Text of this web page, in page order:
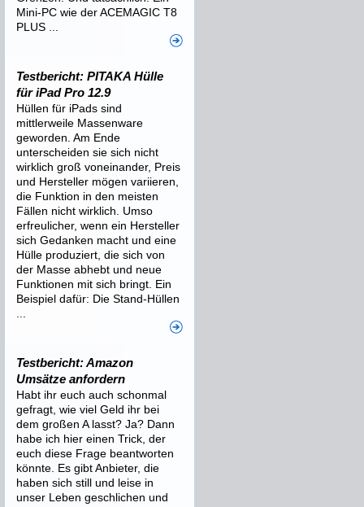
Mini-PC wie der ACEMAGIC T8
PLUS ...
Testbericht: PITAKA Hülle
für iPad Pro 12.9
Hüllen für iPads sind
mittlerweile Massenware
geworden. Am Ende
unterscheiden sie sich nicht
wirklich groß voneinander, Preis
und Hersteller mögen variieren,
die Funktion in den meisten
Fällen nicht wirklich. Umso
erfreulicher, wenn ein Hersteller
sich Gedanken macht und eine
Hülle produziert, die sich von
der Masse abhebt und neue
Funktionen mit sich bringt. Ein
Beispiel dafür: Die Stand-Hüllen
Testbericht: Amazon
Umsätze anfordern
Habt ihr euch auch schonmal
gefragt, wie viel Geld ihr bei
dem großen A lasst? Ja? Dann
habe ich hier einen Trick, der
euch diese Frage beantworten
könnte. Es gibt Anbieter, die
haben sich still und leise in
unser Leben geschlichen und